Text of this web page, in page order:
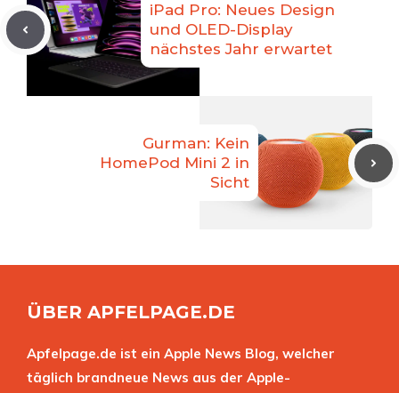
iPad Pro: Neues Design
und OLED-Display
nächstes Jahr erwartet
Gurman: Kein
HomePod Mini 2 in
Sicht
ÜBER APFELPAGE.DE
Apfelpage.de ist ein Apple News Blog, welcher
täglich brandneue News aus der Apple-